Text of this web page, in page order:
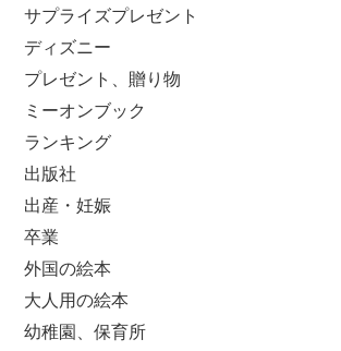
サプライズプレゼント
ディズニー
プレゼント、贈り物
ミーオンブック
ランキング
出版社
出産・妊娠
卒業
外国の絵本
大人用の絵本
幼稚園、保育所